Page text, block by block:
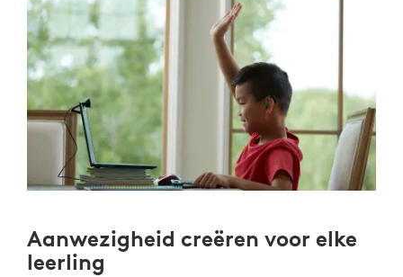
Aanwezigheid creëren voor elke
leerling